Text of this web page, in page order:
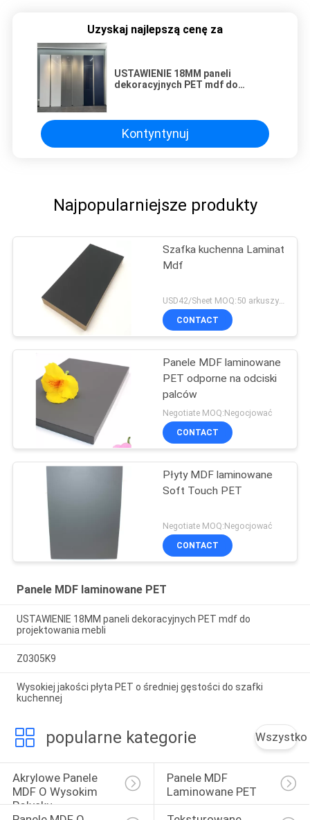
Uzyskaj najlepszą cenę za
USTAWIENIE 18MM paneli
dekoracyjnych PET mdf do
Kontyntynuj
Najpopularniejsze produkty
Szafka kuchenna Laminat
Mdf
CONTACT
Panele MDF laminowane
PET odporne na odciski
palców
Negotiate MOQ:Negocjować
CONTACT
Płyty MDF laminowane
Soft Touch PET
Negotiate MOQ:Negocjować
CONTACT
Panele MDF laminowane PET
USTAWIENIE 18MM paneli dekoracyjnych PET mdf do
projektowania mebli
Z0305K9
Wysokiej jakości płyta PET o średniej gęstości do szafki
kuchennej
popularne kategorie Wszystko
Akrylowe Panele
MDF O Wysokim
Połysku
Panele MDF
Laminowane PET